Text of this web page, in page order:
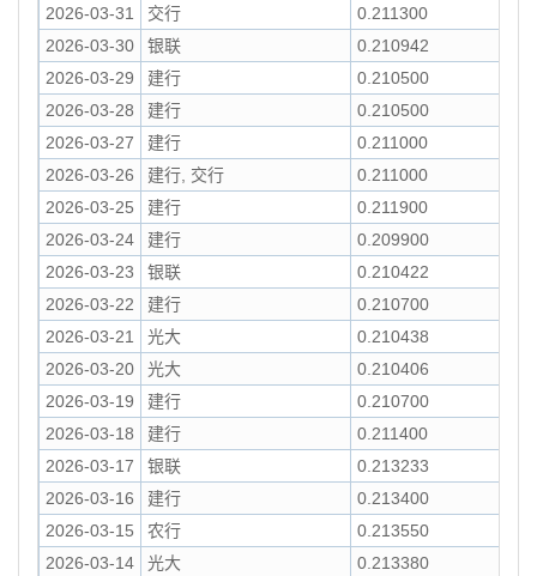
2026-03-31
交行
0.211300
2026-03-30
银联
0.210942
2026-03-29
建行
0.210500
2026-03-28
建行
0.210500
2026-03-27
建行
0.211000
2026-03-26
建行, 交行
0.211000
2026-03-25
建行
0.211900
2026-03-24
建行
0.209900
2026-03-23
银联
0.210422
2026-03-22
建行
0.210700
2026-03-21
光大
0.210438
2026-03-20
光大
0.210406
2026-03-19
建行
0.210700
2026-03-18
建行
0.211400
2026-03-17
银联
0.213233
2026-03-16
建行
0.213400
2026-03-15
农行
0.213550
2026-03-14
光大
0.213380